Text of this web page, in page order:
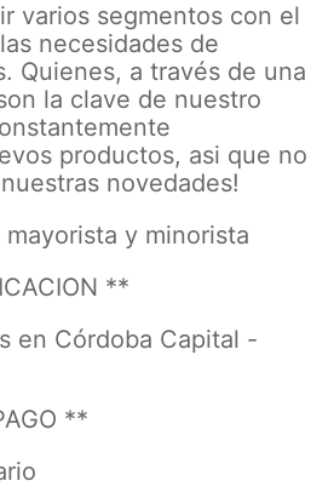
varios segmentos con el
necesidades de
Quienes, a través de una
la clave de nuestro
productos, asi que no
novedades!
y minorista
**
en Córdoba Capital -
**